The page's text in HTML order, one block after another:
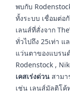
พบกับ
ทั้งระบบ เชื่อมต่อ
เลนส์ที่สั่งจาก
ทั่วไปถึง 25เท่า แ
แว่นตาของแบรน
Rodenstock ,
เคสเร่งด่วน สามา
เช่น เลนส์มัลติโค้